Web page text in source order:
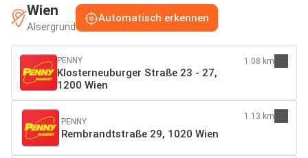
Wien
Alsergrund
Automatisch erkennen
PENNY
Klosterneuburger Straße 23 - 27,
1200 Wien
1.08 km
PENNY
Rembrandtstraße 29, 1020 Wien
1.13 km